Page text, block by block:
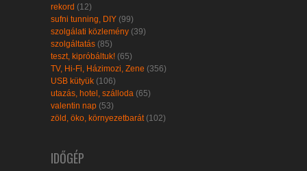
rekord (12)
sufni tunning, DIY (99)
szolgálati közlemény (39)
szolgáltatás (85)
teszt, kipróbáltuk! (65)
TV, Hi-Fi, Házimozi, Zene (356)
USB kütyük (106)
utazás, hotel, szálloda (65)
valentin nap (53)
zöld, öko, környezetbarát (102)
IDŐGÉP